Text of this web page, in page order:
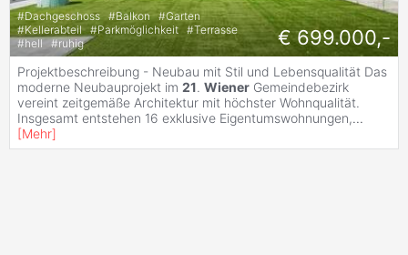
#Dachgeschoss #Balkon #Garten
#Kellerabteil #Parkmöglichkeit #Terrasse
#hell #ruhig € 699.000,-
Projektbeschreibung - Neubau mit Stil und Lebensqualität Das
moderne Neubauprojekt im 21. Wiener Gemeindebezirk
vereint zeitgemäße Architektur mit höchster Wohnqualität.
Insgesamt entstehen 16 exklusive Eigentumswohnungen,...
[Mehr]